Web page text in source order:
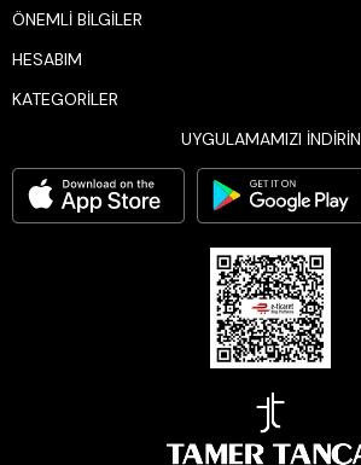
ÖNEMLİ BİLGİLER
HESABIM
KATEGORİLER
UYGULAMAMIZI İNDİRİN